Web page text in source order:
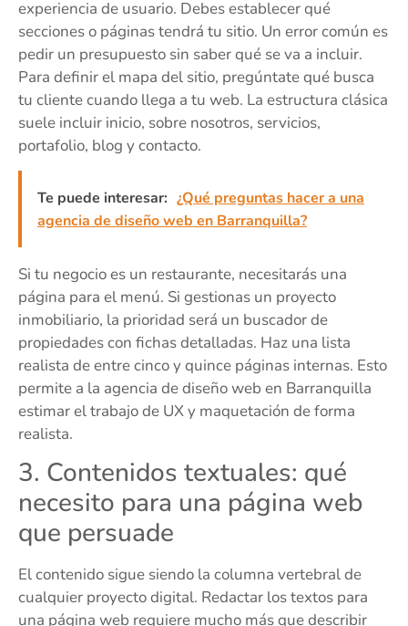
experiencia de usuario. Debes establecer qué
secciones o páginas tendrá tu sitio. Un error común es
pedir un presupuesto sin saber qué se va a incluir.
Para definir el mapa del sitio, pregúntate qué busca
tu cliente cuando llega a tu web. La estructura clásica
suele incluir inicio, sobre nosotros, servicios,
portafolio, blog y contacto.
Te puede interesar: ¿Qué preguntas hacer a una
agencia de diseño web en Barranquilla?
Si tu negocio es un restaurante, necesitarás una
página para el menú. Si gestionas un proyecto
inmobiliario, la prioridad será un buscador de
propiedades con fichas detalladas. Haz una lista
realista de entre cinco y quince páginas internas. Esto
permite a la agencia de diseño web en Barranquilla
estimar el trabajo de UX y maquetación de forma
realista.
3. Contenidos textuales: qué
necesito para una página web
que persuade
El contenido sigue siendo la columna vertebral de
cualquier proyecto digital. Redactar los textos para
una página web requiere mucho más que describir